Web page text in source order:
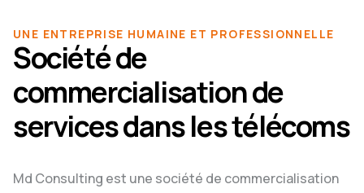
UNE ENTREPRISE HUMAINE ET PROFESSIONNELLE
Société de
commercialisation de
services dans les télécoms
Md Consulting est une société de commercialisation